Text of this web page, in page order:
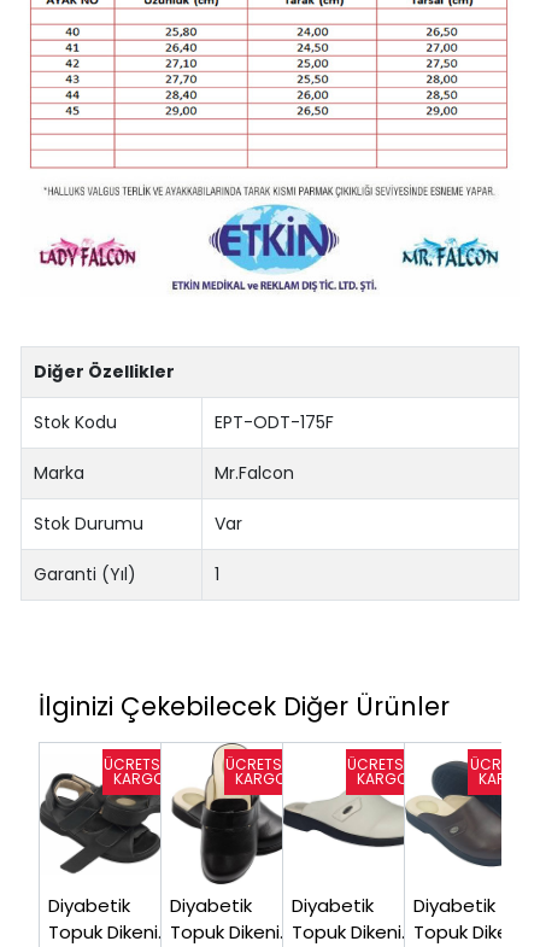
Diğer Özellikler
Stok Kodu EPT-ODT-175F
Marka Mr.Falcon
Stok Durumu Var
Garanti (Yıl) 1
İlginizi Çekebilecek Diğer Ürünler
Diyabetik
Topuk Dikeni
Diyabetik
Topuk Dikeni
Diyabetik
Topuk Dikeni
Diyabetik
Topuk Dikeni